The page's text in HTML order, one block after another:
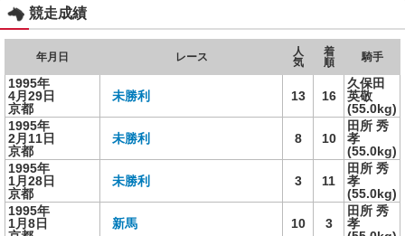
競走成績
年月日 レース
人
気
着
順
騎手
1995年
4月29日
京都
未勝利 13 16
久保田
英敬
(55.0kg)
1995年
2月11日
京都
未勝利 8 10
田所 秀
孝
(55.0kg)
1995年
1月28日
京都
未勝利 3 11
田所 秀
孝
(55.0kg)
1995年
1月8日
新馬 10 3
田所 秀
孝